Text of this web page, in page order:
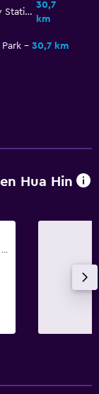
Hua Hin Railway Station
30,7
km
30,7 km
Hua Hin